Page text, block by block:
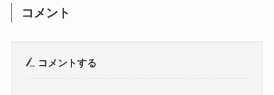
コメント
コメントする